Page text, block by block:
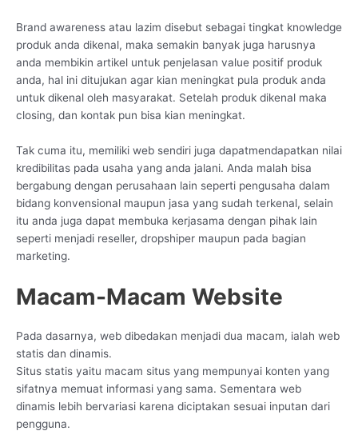
Brand awareness atau lazim disebut sebagai tingkat knowledge
produk anda dikenal, maka semakin banyak juga harusnya
anda membikin artikel untuk penjelasan value positif produk
anda, hal ini ditujukan agar kian meningkat pula produk anda
untuk dikenal oleh masyarakat. Setelah produk dikenal maka
closing, dan kontak pun bisa kian meningkat.
Tak cuma itu, memiliki web sendiri juga dapatmendapatkan nilai
kredibilitas pada usaha yang anda jalani. Anda malah bisa
bergabung dengan perusahaan lain seperti pengusaha dalam
bidang konvensional maupun jasa yang sudah terkenal, selain
itu anda juga dapat membuka kerjasama dengan pihak lain
seperti menjadi reseller, dropshiper maupun pada bagian
marketing.
Macam-Macam Website
Pada dasarnya, web dibedakan menjadi dua macam, ialah web
statis dan dinamis.
Situs statis yaitu macam situs yang mempunyai konten yang
sifatnya memuat informasi yang sama. Sementara web
dinamis lebih bervariasi karena diciptakan sesuai inputan dari
pengguna.